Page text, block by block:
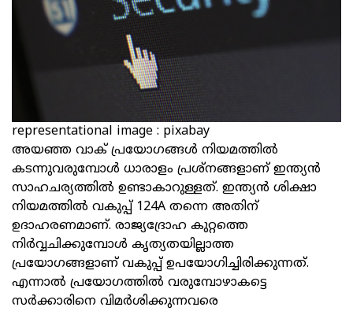
representational image : pixabay
അയഞ്ഞ വാക് പ്രയോഗങ്ങള്‍ നിയമത്തില്‍
കടന്നുവരുമ്പോള്‍ ധാരാളം പ്രശ്‌നങ്ങളാണ് ഇന്ത്യന്‍
സാഹചര്യത്തില്‍ ഉണ്ടാകാറുള്ളത്. ഇന്ത്യന്‍ ശിക്ഷാ
നിയമത്തില്‍ വകുപ്പ് 124A തന്നെ അതിന്
ഉദാഹരണമാണ്. രാജ്യദ്രോഹ കുറ്റത്തെ
നിര്‍വ്വചിക്കുമ്പോള്‍ കൃത്യതയില്ലാത്ത
പ്രയോഗങ്ങളാണ് വകുപ്പ് ഉപയോഗിച്ചിരിക്കുന്നത്.
എന്നാല്‍ പ്രയോഗത്തില്‍ വരുമ്പോഴാകട്ടെ
സര്‍ക്കാരിനെ വിമര്‍ശിക്കുന്നവരെ